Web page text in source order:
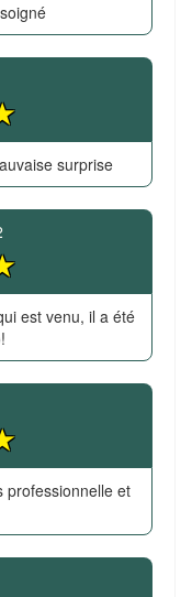
surprise
est venu, il a été
professionnelle et